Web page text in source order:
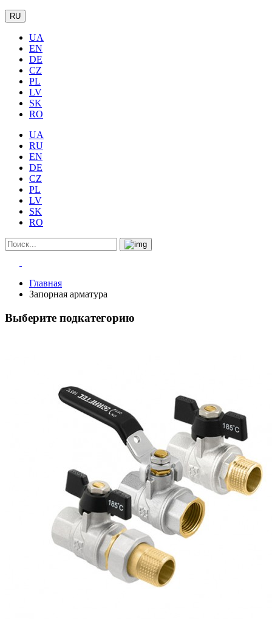
RU
UA
EN
DE
CZ
PL
LV
SK
RO
UA
RU
EN
DE
CZ
PL
LV
SK
RO
Главная
Запорная арматура
Выберите подкатегорию